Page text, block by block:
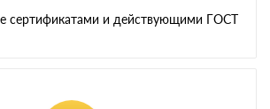
сертификатами и действующими ГОСТ